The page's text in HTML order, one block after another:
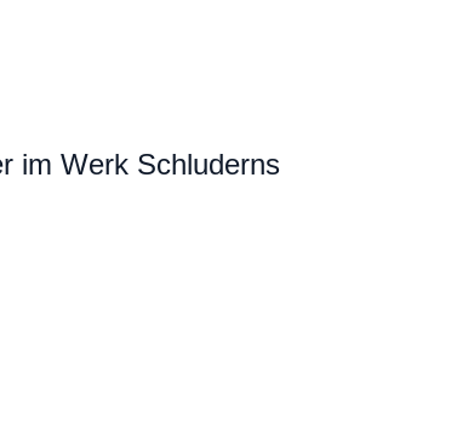
im Werk Schluderns